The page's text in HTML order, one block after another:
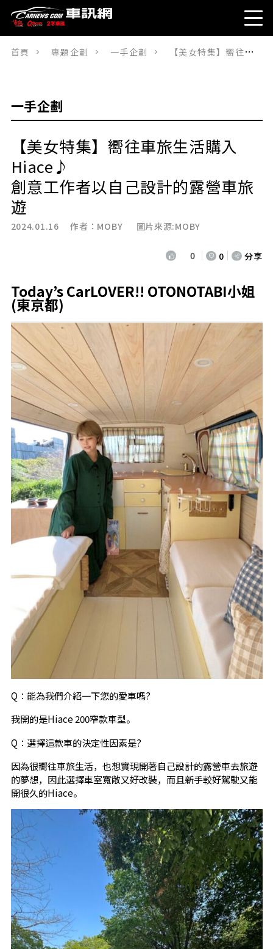
首頁 專題企劃 一手企劃 【美女特集】嚮往車旅生活購入Hiace♪創意工作者以自己設計的露營車旅遊
一手企劃
【美女特集】嚮往車旅生活購入
Hiace♪
創意工作者以自己設計的露營車旅
遊
2024.01.16 作者： MOBY 圖片來源:MOBY
0 0 分享
Today’s CarLOVER!! OTONOTABI小姐
(東京都)
Q：能為我們介紹一下您的愛車嗎?
我開的是Hiace 200窄款車型。
Q：選擇這款車的決定性因素是?
因為很嚮往車旅生活，也想實現開著自己設計的露營車去旅遊
的夢想，因此選擇車室寬敞又好改裝，而且新手較好駕駛又能
開很久的Hiace。